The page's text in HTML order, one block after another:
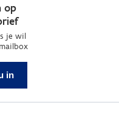
op
je wil
in